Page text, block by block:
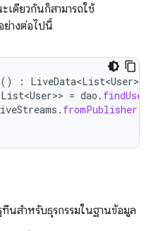
เดียวกันก็สามารถใช้
ย่างต่อไปนี้
() : LiveData<List<User>
> = dao .
. fromPublisher
นสำหรับธุรกรรมในฐานข้อมูล